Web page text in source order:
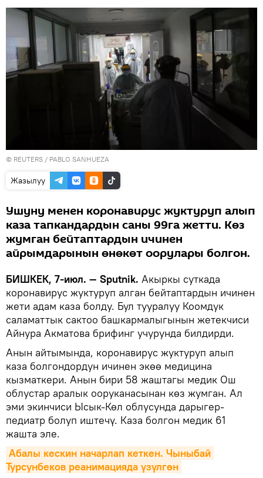
© REUTERS / PABLO SANHUEZA
Жазылуу
Ушуну менен коронавирус жуктуруп алып
каза тапкандардын саны 99га жетти. Көз
жумган бейтаптардын ичинен
айрымдарынын өнөкөт оорулары болгон.
БИШКЕК, 7-июл. — Sputnik. Акыркы суткада
коронавирус жуктуруп алган бейтаптардын ичинен
жети адам каза болду. Бул тууралуу Коомдук
саламаттык сактоо башкармалыгынын жетекчиси
Айнура Акматова брифинг учурунда билдирди.
Анын айтымында, коронавирус жуктуруп алып
каза болгондордун ичинен экөө медицина
кызматкери. Анын бири 58 жаштагы медик Ош
облустар аралык ооруканасынан көз жумган. Ал
эми экинчиси Ысык-Көл облусунда дарыгер-
педиатр болуп иштечү. Каза болгон медик 61
жашта эле.
Абалы кескин начарлап кеткен. Чыныбай
Турсунбеков реанимацияда үзүлгөн